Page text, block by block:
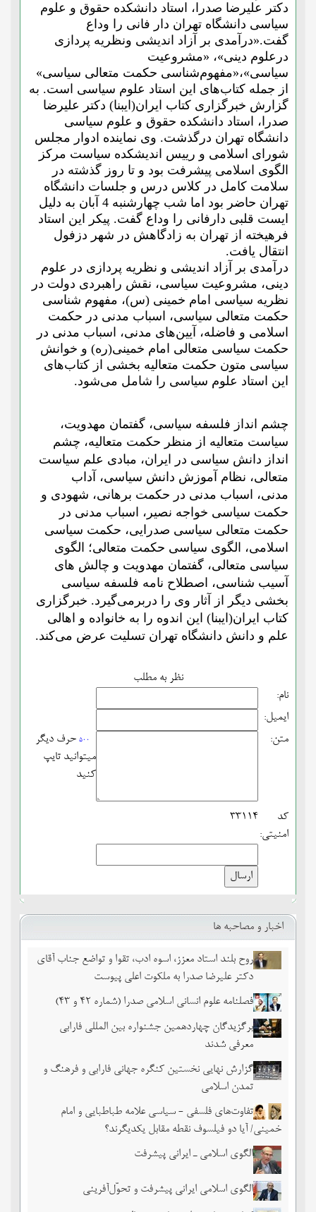
دکتر علیرضا صدرا، استاد دانشکده حقوق و علوم
سیاسی دانشگاه تهران دار فانی را وداع
گفت.«درآمدی بر آزاد اندیشی ونظریه پردازی
درعلوم دینی»، «مشروعیت
سیاسی»،«مفهوم‌شناسی حکمت متعالی سیاسی»
از جمله کتاب‌‌های این استاد علوم سیاسی است. به
گزارش خبرگزاری کتاب ایران(ایبنا) دکتر علیرضا
صدرا، استاد دانشکده حقوق و علوم سیاسی
دانشگاه تهران درگذشت. وی نماینده ادوار مجلس
شورای اسلامی و رییس اندیشکده سیاست مرکز
الگوی اسلامی پیشرفت بود و تا روز گذشته در
سلامت کامل در کلاس درس و جلسات دانشگاه
تهران حاضر بود اما شب چهارشنبه 4 آبان به دلیل
ایست قلبی دارفانی را وداع گفت. پیکر این استاد
فرهیخته از تهران به زادگاهش در شهر دزفول
انتقال یافت.
درآمدی بر آزاد اندیشی و نظریه پردازی در علوم
دینی، مشروعیت سیاسی، نقش راهبردی دولت در
نظریه سیاسی امام خمینی (س)، مفهوم شناسی
حکمت متعالی سیاسی، اسباب مدنی در حکمت
اسلامی و فاضله، آیین‌های مدنی، اسباب مدنی در
حکمت سیاسی متعالی امام خمینی(ره) و خوانش
سیاسی متون حکمت متعالیه بخشی از کتاب‌های
این استاد علوم سیاسی را شامل می‌شود.
چشم انداز فلسفه سیاسی، گفتمان مهدویت،
سیاست متعالیه از منظر حکمت متعالیه، چشم
انداز دانش سیاسی در ایران، مبادی علم سیاست
متعالی، نظام آموزش دانش سیاسی، آداب
مدنی،
اسباب مدنی در حکمت برهانی، شهودی و
حکمت سیاسی خواجه نصیر،
اسباب مدنی در
حکمت متعالی سیاسی صدرایی، حکمت سیاسی
اسلامی،
الگوی سیاسی حکمت متعالی؛ الگوی
سیاسی متعالی، گفتمان مهدویت و چالش های
آسیب شناسی،
اصطلاح نامه فلسفه سیاسی
بخشی دیگر از آثار وی را دربرمی‌گیرد. خبرگزاری
کتاب ایران(ایبنا) این اندوه را به خانواده و اهالی
علم و دانش دانشگاه تهران تسلیت عرض می‌کند.
نظر به مطلب
نام:
ایمیل:
متن:
500 حرف دیگر
میتوانید تایپ
کنید
کد
امنیتی:
33114
اخبار و مصاحبه ها
روح بلند استاد معزز، اسوه ادب، تقوا و تواضع جناب آقای
دکتر علیرضا صدرا به ملکوت اعلی پیوست
فصلنامه علوم انسانی اسلامی صدرا (شماره 42 و 43)
برگزیدگان چهاردهمین جشنواره بین المللی فارابی
معرفی شدند
گزارش نهایی نخستین کنگره جهانی فارابی و فرهنگ و
تمدن اسلامی
تفاوت‌های فلسفی - سیاسی علامه طباطبایی و امام
خمینی/ آیا دو فیلسوف نقطه مقابل یکدیگرند؟
الگوی اسلامی ـ ایرانی پیشرفت
الگوی اسلامی ایرانی پیشرفت و تحوّل‌آفرینی